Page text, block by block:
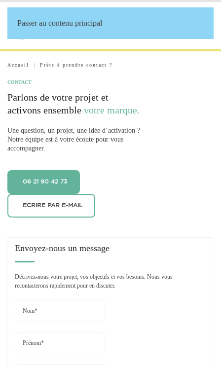
Passer au contenu principal
Accueil Prêts à prendre contact ?
CONTACT
Parlons de votre projet et
activons ensemble votre marque.
Une question, un projet, une idée d’activation ?
Notre équipe est à votre écoute pour vous
accompagner.
06 21 90 42 73
ECRIRE PAR E-MAIL
Envoyez-nous un message
Décrivez-nous votre projet, vos objectifs et vos besoins. Nous vous
recontacterons rapidement pour en discuter.